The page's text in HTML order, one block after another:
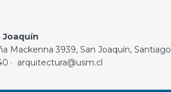
Joaquín
Mackenna 3939, San Joaquín, Santiago
· arquitectura@usm.cl